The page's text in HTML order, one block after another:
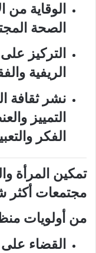
الوقاية من
الصحة
التركيز
الريفية
نشر ثقافة
التمييز
الفكر
تمكين المرأة
مجتمعات أكثر
من أولويات
القضاء